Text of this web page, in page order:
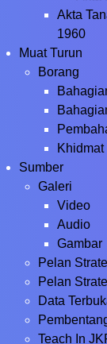
Akta
1960
Muat Turun
Borang
Sumber
Galeri
Video
Audio
Gambar
Pelan
Pelan
Data
Teach In